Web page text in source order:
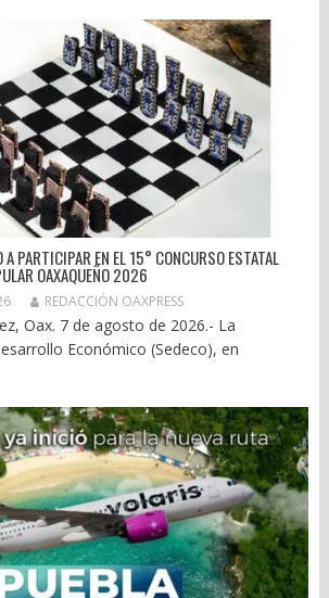
A PARTICIPAR EN EL 15° CONCURSO ESTATAL
OAXAQUEÑO 2026
REDACCIÓN OAXPRESS
Oax. 7 de agosto de 2026.- La
Económico (Sedeco), en